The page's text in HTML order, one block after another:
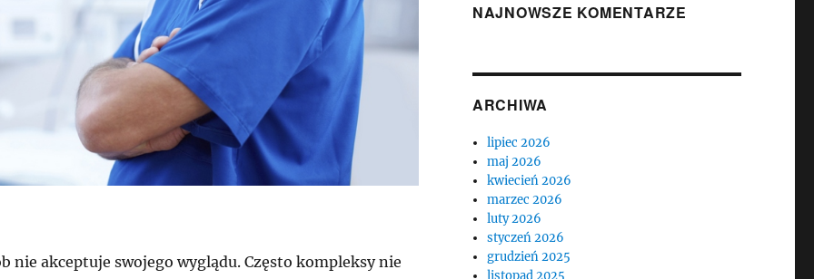
nie akceptuje swojego wyglądu. Często kompleksy nie
NAJNOWSZE KOMENTARZE
ARCHIWA
lipiec 2026
maj 2026
kwiecień 2026
marzec 2026
luty 2026
styczeń 2026
grudzień 2025
listopad 2025